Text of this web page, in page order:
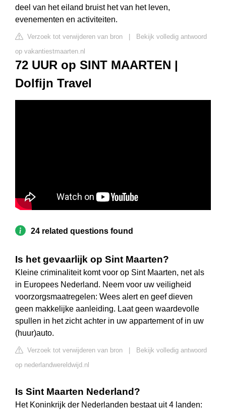
deel van het eiland bruist het van het leven,
evenementen en activiteiten.
Verzoek tot verwijderen van bron
Bekijk volledig antwoord
op vakantiestmaarten.nl
72 UUR op SINT MAARTEN |
Dolfijn Travel
24 related questions found
Is het gevaarlijk op Sint Maarten?
Kleine criminaliteit komt voor op Sint Maarten, net als
in Europees Nederland. Neem voor uw veiligheid
voorzorgsmaatregelen: Wees alert en geef dieven
geen makkelijke aanleiding. Laat geen waardevolle
spullen in het zicht achter in uw appartement of in uw
(huur)auto.
Verzoek tot verwijderen van bron
Bekijk volledig antwoord
op nederlandwereldwijd.nl
Is Sint Maarten Nederland?
Het Koninkrijk der Nederlanden bestaat uit 4 landen: